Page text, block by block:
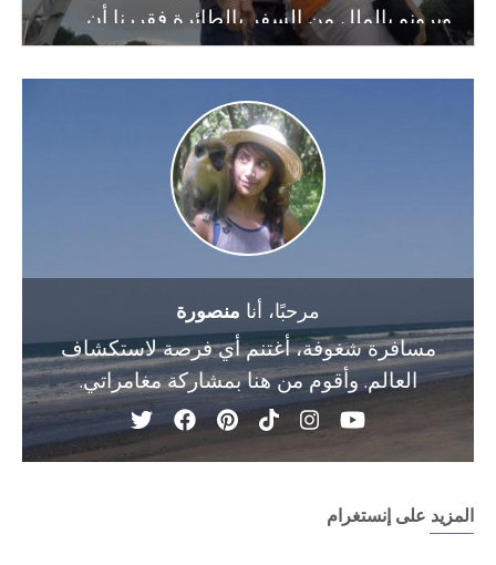
وبرونو بالملل من السفر بالطائرة فقررنا أن
نسافر بالقطار. يفصل بحر الشمال بريطانيا عن
الدول الأوروبية ولذلك فإن السفر على متن
القطار يتم عبر شركة اليوروستار والذي يعبر من
نفق بحري ليربط بريطانيا بالدول الأوروبية.
مرحبًا، أنا منصورة
مسافرة شغوفة، أغتنم أي فرصة لاستكشاف
العالم. وأقوم من هنا بمشاركة مغامراتي.
المزيد على إنستغرام